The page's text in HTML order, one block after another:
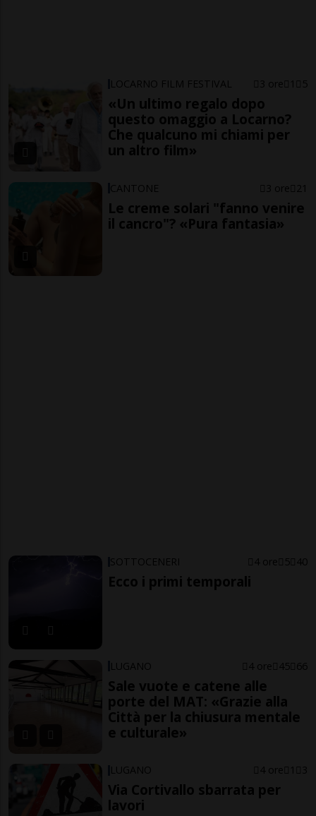
LOCARNO FILM FESTIVAL 3 ore 1 5
«Un ultimo regalo dopo
questo omaggio a Locarno?
Che qualcuno mi chiami per
un altro film»
CANTONE 3 ore 21
Le creme solari "fanno venire
il cancro"? «Pura fantasia»
SOTTOCENERI 4 ore 5 40
Ecco i primi temporali
LUGANO 4 ore 45 66
Sale vuote e catene alle
porte del MAT: «Grazie alla
Città per la chiusura mentale
e culturale»
LUGANO 4 ore 1 3
Via Cortivallo sbarrata per
lavori